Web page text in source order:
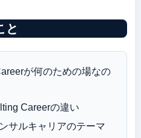
と
が何のための場なの
Careerの違い
サルキャリアのテーマ